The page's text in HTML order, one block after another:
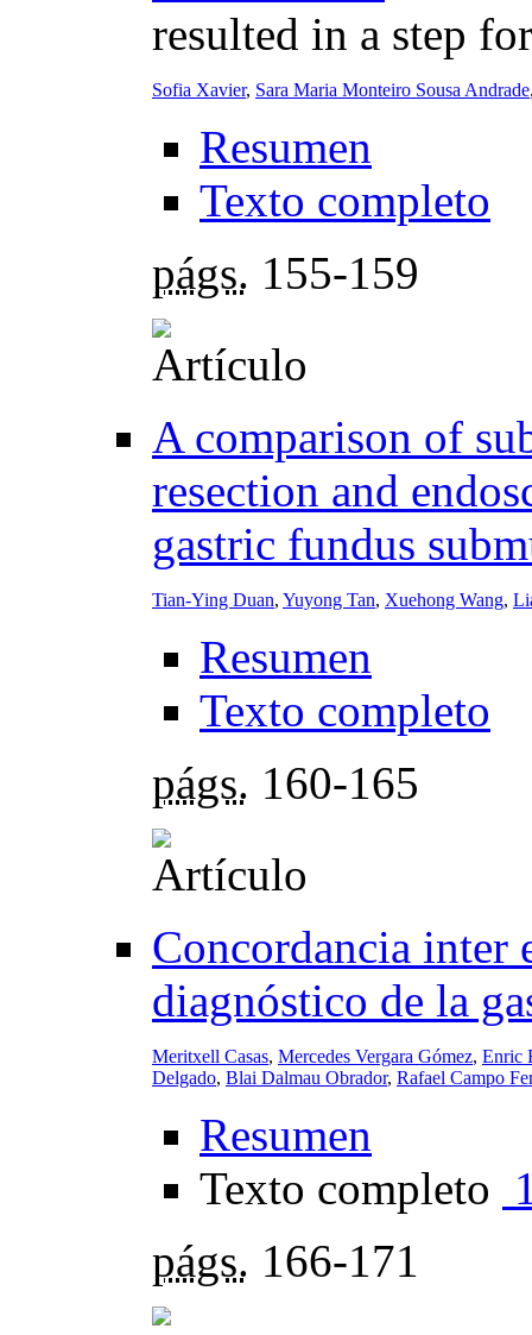
resulted in a step
Sofia Xavier, Sara Maria Monteiro Sousa Andrade
Resumen
Texto completo
págs. 155-159
A comparison of
resection and
gastric fundus
Tian-Ying Duan, Yuyong Tan, Xuehong Wang,
Resumen
Texto completo
págs. 160-165
Concordancia inter
diagnóstico de la
Meritxell Casas, Mercedes Vergara Gómez, Enric
Delgado, Blai Dalmau Obrador, Rafael Campo
Resumen
Texto completo
págs. 166-171